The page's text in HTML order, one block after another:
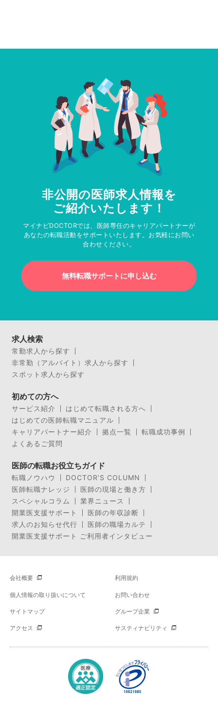
非公開の医師求人情報を
ご紹介いたします！
マイナビDOCTORでは、医師専任のキャリアパートナーが
あなたの転職活動をサポートいたします。お気軽にお問い
合わせください。
無料転職サポートに申し込む
求人検索
常勤求人から探す
非常勤（アルバイト）求人から探す
スポット求人から探す
初めての方へ
サービス紹介
はじめて転職される方へ
はじめての医師転職マニュアル
キャリアパートナー紹介
拠点一覧
転職成功事例
よくあるご質問
医師の転職お役立ちガイド
転職ノウハウ
DOCTOR’S COLUMN
医師転職ナレッジ
医師の現場と働き方
スペシャルコラム
業界ニュース
開業医支援サポート
医師の年収診断
求人のお知らせ代行
医師の職場カルテ
開業医支援サポート ご利用者インタビュー
会社概要 利用規約
個人情報の取り扱いについて お問い合わせ
サイトマップ グループ企業
アクセス サスティナビリティ